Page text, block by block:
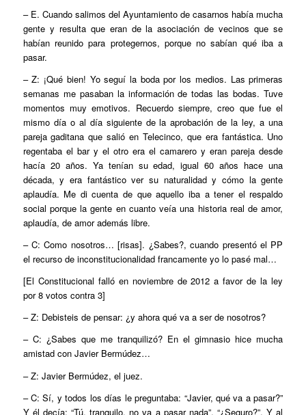
– E. Cuando salimos del Ayuntamiento de casarnos había mucha
gente y resulta que eran de la asociación de vecinos que se
habían reunido para protegernos, porque no sabían qué iba a
pasar.
– Z: ¡Qué bien! Yo seguí la boda por los medios. Las primeras
semanas me pasaban la información de todas las bodas. Tuve
momentos muy emotivos. Recuerdo siempre, creo que fue el
mismo día o al día siguiente de la aprobación de la ley, a una
pareja gaditana que salió en Telecinco, que era fantástica. Uno
regentaba el bar y el otro era el camarero y eran pareja desde
hacía 20 años. Ya tenían su edad, igual 60 años hace una
década, y era fantástico ver su naturalidad y cómo la gente
aplaudía. Me di cuenta de que aquello iba a tener el respaldo
social porque la gente en cuanto veía una historia real de amor,
aplaudía, de amor además libre.
– C: Como nosotros… [risas]. ¿Sabes?, cuando presentó el PP
el recurso de inconstitucionalidad francamente yo lo pasé mal…
[El Constitucional falló en noviembre de 2012 a favor de la ley
por 8 votos contra 3]
– Z: Debisteis de pensar: ¿y ahora qué va a ser de nosotros?
– C: ¿Sabes que me tranquilizó? En el gimnasio hice mucha
amistad con Javier Bermúdez…
– Z: Javier Bermúdez, el juez.
– C: Sí, y todos los días le preguntaba: “Javier, qué va a pasar?”
Y él decía: “Tú, tranquilo, no va a pasar nada”. “¿Seguro?”. Y al